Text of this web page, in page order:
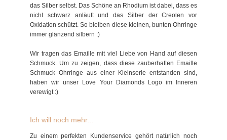
das Silber selbst. Das Schöne an Rhodium ist dabei, dass es
nicht schwarz anläuft und das Silber der Creolen vor
Oxidation schützt. So bleiben diese kleinen, bunten Ohrringe
immer glänzend silbern :)
Wir tragen das Emaille mit viel Liebe von Hand auf diesen
Schmuck. Um zu zeigen, dass diese zauberhaften Emaille
Schmuck Ohrringe aus einer Kleinserie entstanden sind,
haben wir unser Love Your Diamonds Logo im Inneren
verewigt :)
Ich will noch mehr...
Zu einem perfekten Kundenservice gehört natürlich noch